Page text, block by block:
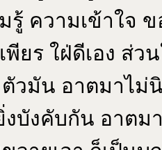
รู้ ความเข้าใจ
พียร ใฝ่ดีเอง ส่ว
ตัวมัน อาตมาไม่
งบังคับกัน อาตม